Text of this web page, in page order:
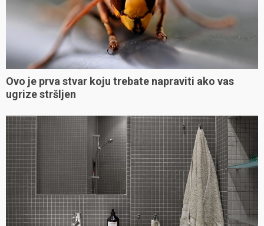
Ovo je prva stvar koju trebate napraviti ako vas
ugrize stršljen